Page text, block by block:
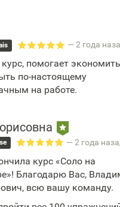
— 2 года
помогает
по-настоящему
на работе.
— 2 года
курс «Соло на
Благодарю Вас,
всю вашу команду.